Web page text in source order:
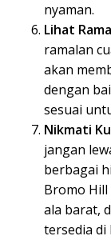
nyaman.
Lihat
ramalan
akan
dengan
sesuai
Nikmati
jangan
berbagai
Bromo Hill
ala barat,
tersedia di